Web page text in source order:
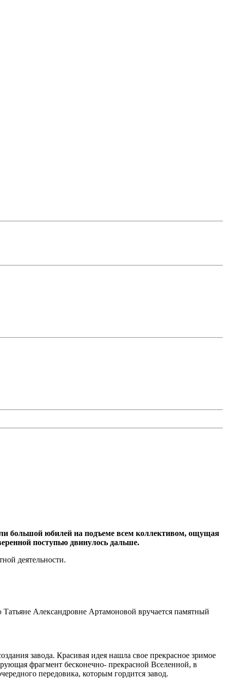
большой юбилей на подъеме всем коллективом, ощущая
поступью двинулось дальше.
деятельности.
Александровне Артамоновой вручается памятный
завода. Красивая идея нашла свое прекрасное зримое
фрагмент бесконечно- прекрасной Вселенной, в
передовика, которым гордится завод.